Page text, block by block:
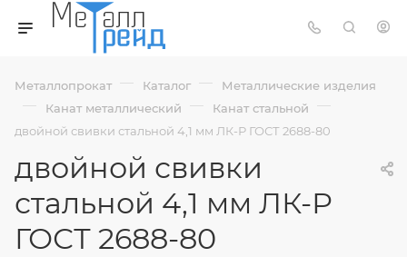
Металлопрокат — Каталог — Металлические изделия
— Канат металлический — Канат стальной —
двойной свивки стальной 4,1 мм ЛК-Р ГОСТ 2688-80
двойной свивки
стальной 4,1 мм ЛК-Р
ГОСТ 2688-80